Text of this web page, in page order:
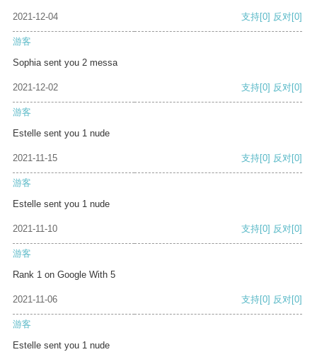
2021-12-04 支持[0] 反对[0]
游客
Sophia sent you 2 messa
2021-12-02 支持[0] 反对[0]
游客
Estelle sent you 1 nude
2021-11-15 支持[0] 反对[0]
游客
Estelle sent you 1 nude
2021-11-10 支持[0] 反对[0]
游客
Rank 1 on Google With 5
2021-11-06 支持[0] 反对[0]
游客
Estelle sent you 1 nude